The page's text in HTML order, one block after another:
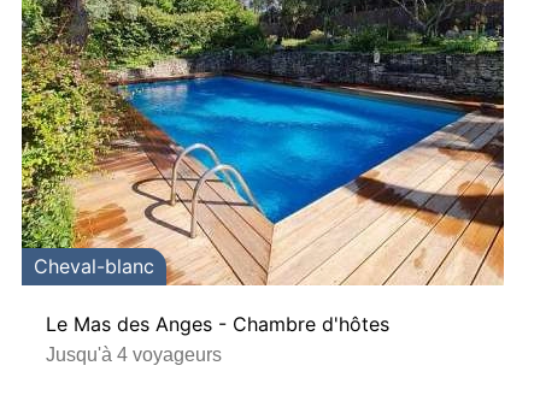
Cheval-blanc
Le Mas des Anges - Chambre d'hôtes
Jusqu'à 4 voyageurs